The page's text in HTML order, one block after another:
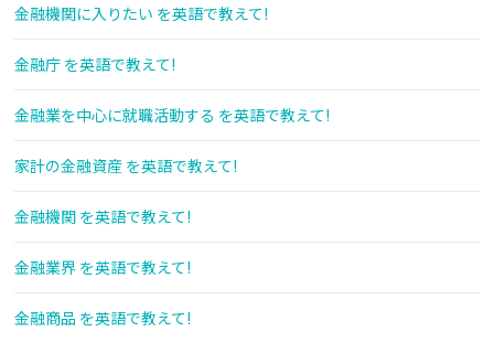
金融機関に入りたい を英語で教えて!
金融庁 を英語で教えて!
金融業を中心に就職活動する を英語で教えて!
家計の金融資産 を英語で教えて!
金融機関 を英語で教えて!
金融業界 を英語で教えて!
金融商品 を英語で教えて!